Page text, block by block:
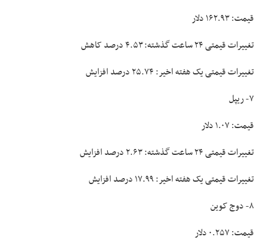
قیمت: ۱۶۲.۹۳ دلار
تغییرات قیمتی ۲۴ ساعت گذشته: ۴.۵۳ درصد کاهش
تغییرات قیمتی یک هفته اخیر: ۲۵.۷۴ درصد افزایش
۷- ریپل
قیمت: ۱.۰۷ دلار
تغییرات قیمتی ۲۴ ساعت گذشته: ۲.۶۳ درصد افزایش
تغییرات قیمتی یک هفته اخیر: ۱۷.۹۹ درصد افزایش
۸- دوج کوین
قیمت: ۰.۲۵۷ دلار